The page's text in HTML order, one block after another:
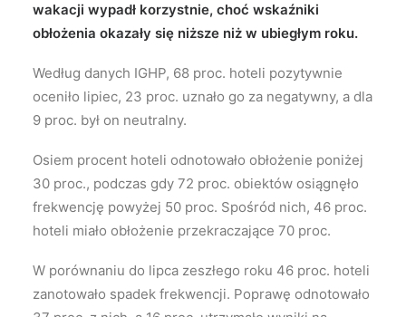
wakacji wypadł korzystnie, choć wskaźniki
obłożenia okazały się niższe niż w ubiegłym roku.
Według danych IGHP, 68 proc. hoteli pozytywnie
oceniło lipiec, 23 proc. uznało go za negatywny, a dla
9 proc. był on neutralny.
Osiem procent hoteli odnotowało obłożenie poniżej
30 proc., podczas gdy 72 proc. obiektów osiągnęło
frekwencję powyżej 50 proc. Spośród nich, 46 proc.
hoteli miało obłożenie przekraczające 70 proc.
W porównaniu do lipca zeszłego roku 46 proc. hoteli
zanotowało spadek frekwencji. Poprawę odnotowało